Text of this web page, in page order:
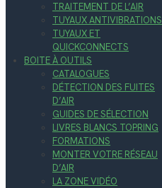
TRAITEMENT DE L’AIR
TUYAUX ANTIVIBRATIONS
TUYAUX ET
QUICKCONNECTS
BOITE À OUTILS
CATALOGUES
DÉTECTION DES FUITES
D’AIR
GUIDES DE SÉLECTION
LIVRES BLANCS TOPRING
FORMATIONS
MONTER VOTRE RÉSEAU
D’AIR
LA ZONE VIDÉO